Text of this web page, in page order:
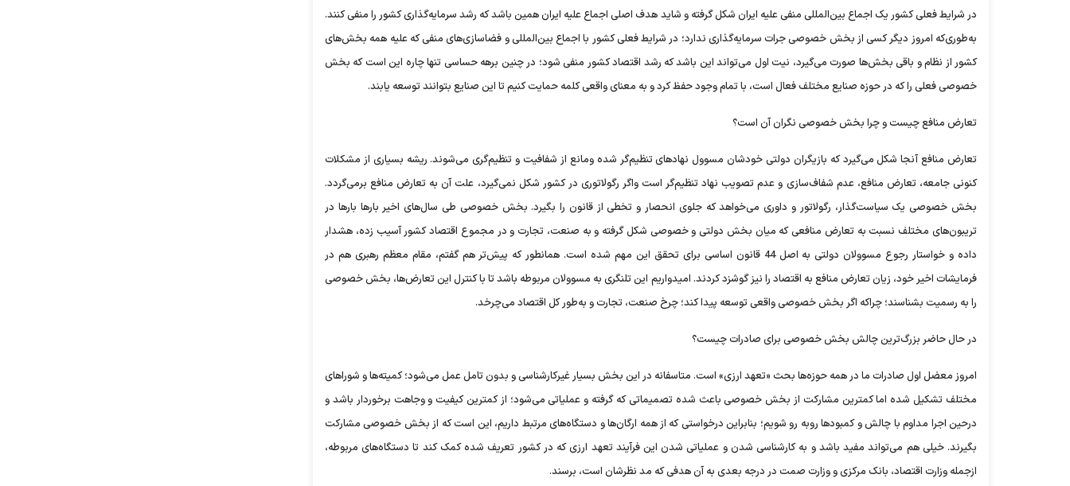
در شرایط فعلی کشور یک اجماع بین‌المللی منفی علیه ایران شکل گرفته و شاید هدف اصلی اجماع علیه ایران همین باشد که رشد سرمایه‌گذاری کشور را منفی کنند.
به‌طوری‌که امروز دیگر کسی از بخش خصوصی جرات سرمایه‌گذاری ندارد؛ در شرایط فعلی کشور با اجماع بین‌المللی و فضاسازی‌های منفی که علیه همه بخش‌های
کشور از نظام و باقی بخش‌ها صورت می‌گیرد، نیت اول می‌تواند این باشد که رشد اقتصاد کشور منفی شود؛ در چنین برهه حساسی تنها چاره‌ این است که بخش
خصوصی فعلی را که در حوزه صنایع مختلف فعال است، با تمام وجود حفظ کرد و به معنای واقعی کلمه حمایت کنیم تا این صنایع بتوانند توسعه یابند.
تعارض منافع چیست و چرا بخش خصوصی نگران آن است؟
تعارض منافع آنجا شکل می‌گیرد که بازیگران دولتی خودشان مسوول نهادهای تنظیم‌گر شده ومانع از شفافیت و تنظیم‌گری می‌شوند. ریشه بسیاری از مشکلات
کنونی جامعه، تعارض منافع، عدم شفاف‌سازی و عدم تصویب نهاد تنظیم‌گر است واگر رگولاتوری در کشور شکل نمی‌گیرد، علت آن به تعارض منافع برمی‌گردد.
بخش خصوصی یک سیاست‌گذار، رگولاتور و داوری می‌خواهد که جلوی انحصار و تخطی از قانون را بگیرد. بخش خصوصی طی سال‌های اخیر بارها بارها در
تریبون‌های مختلف نسبت به تعارض منافعی که میان بخش دولتی و خصوصی شکل گرفته و به صنعت، تجارت و در مجموع اقتصاد کشور آسیب زده، هشدار
داده و خواستار رجوع مسوولان دولتی به اصل 44 قانون اساسی برای تحقق این مهم شده است. همانطور که پیش‌تر هم گفتم، مقام معظم رهبری هم در
فرمایشات اخیر خود، زیان تعارض منافع به اقتصاد را نیز گوشزد کردند. امیدواریم این تلنگری به مسوولان مربوطه باشد تا با کنترل این تعارض‌ها، بخش خصوصی
را به رسمیت بشناسند؛ چراکه اگر بخش خصوصی واقعی توسعه پیدا کند؛ چرخ صنعت، تجارت و به‌طور کل اقتصاد می‌چرخد.
در حال حاضر بزرگ‌ترین چالش بخش خصوصی برای صادرات چیست؟
امروز معضل اول صادرات ما در همه حوزه‌ها بحث «تعهد ارزی» است. متاسفانه در این بخش بسیار غیرکارشناسی و بدون تامل عمل می‌شود؛ کمیته‌ها و شوراهای
مختلف تشکیل شده اما کمترین مشارکت از بخش خصوصی باعث شده تصمیماتی که گرفته و عملیاتی می‌شود؛ از کمترین کیفیت و وجاهت برخوردار باشد و
درحین اجرا مداوم با چالش و کمبودها روبه رو شویم؛ بنابراین درخواستی که از همه ارگان‌ها و دستگاه‌های مرتبط داریم، این است که از بخش خصوصی مشارکت
بگیرند. خیلی هم می‌تواند مفید باشد و به کارشناسی شدن و عملیاتی شدن این فرآیند تعهد ارزی که در کشور تعریف شده کمک کند تا دستگاه‌های مربوطه،
ازجمله وزارت اقتصاد، بانک مرکزی و وزارت صمت در درجه بعدی به آن هدفی که مد نظرشان است، برسند.